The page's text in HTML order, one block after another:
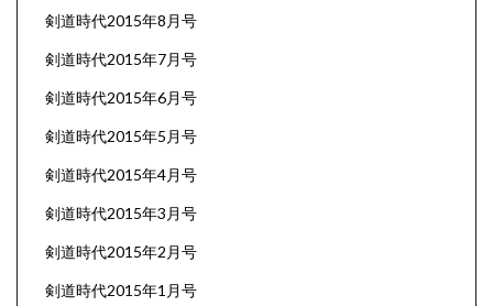
剣道時代2015年8月号
剣道時代2015年7月号
剣道時代2015年6月号
剣道時代2015年5月号
剣道時代2015年4月号
剣道時代2015年3月号
剣道時代2015年2月号
剣道時代2015年1月号